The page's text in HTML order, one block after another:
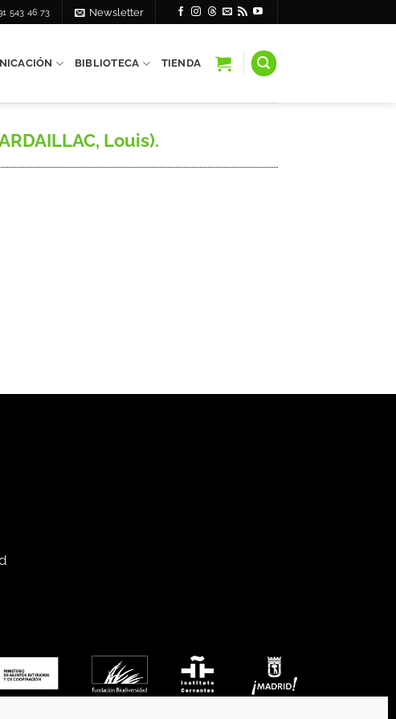
543 46 73 Newsletter
BIBLIOTECA TIENDA
Louis).